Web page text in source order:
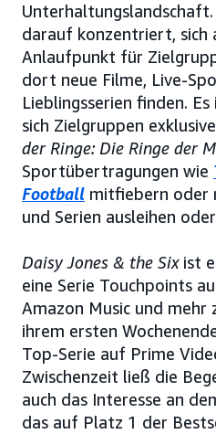
darauf konzentriert, sich
Anlaufpunkt für
dort neue Filme, Live-
Lieblingsserien finden.
sich Zielgruppen
der Ringe: Die Ringe der
Sportübertragungen wie
Football mitfiebern oder
und Serien ausleihen
Daisy Jones & the Sixist
eine Serie Touchpoints
Amazon Music und mehr
ihrem ersten
Top-Serie auf Prime
Zwischenzeit ließ die
auch das Interesse an
das auf Platz 1 der